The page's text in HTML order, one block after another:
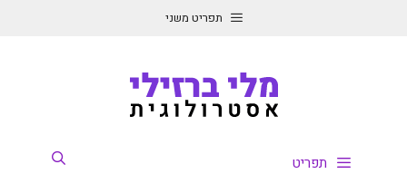
תפריט משני
תפריט